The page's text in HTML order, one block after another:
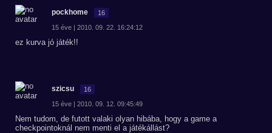
pockhome 16
15 éve | 2010. 09. 22. 16:24:12
ez kurva jó játék!!
szicsu 16
15 éve | 2010. 09. 12. 09:45:49
Nem tudom, de futott valaki olyan hibába, hogy a game a
checkpointoknál nem menti el a játékállást?